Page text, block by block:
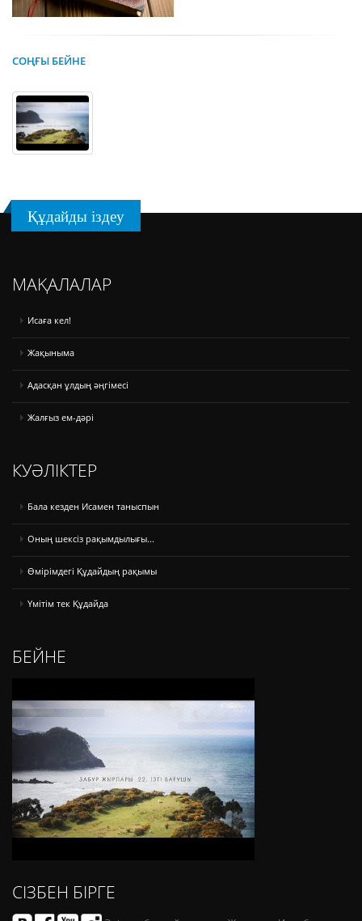
СОҢҒЫ БЕЙНЕ
Құдайды іздеу
МАҚАЛАЛАР
Исаға кел!
Жақыныма
Адасқан ұлдың әңгімесі
Жалғыз ем-дәрі
КУӘЛІКТЕР
Бала кезден Исамен таныспын
Оның шексіз рақымдылығы...
Өмірімдегі Құдайдың рақымы
Үмітім тек Құдайда
БЕЙНЕ
СІЗБЕН БІРГЕ